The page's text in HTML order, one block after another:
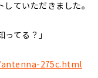
ていただきました。
てる？」
275c.html